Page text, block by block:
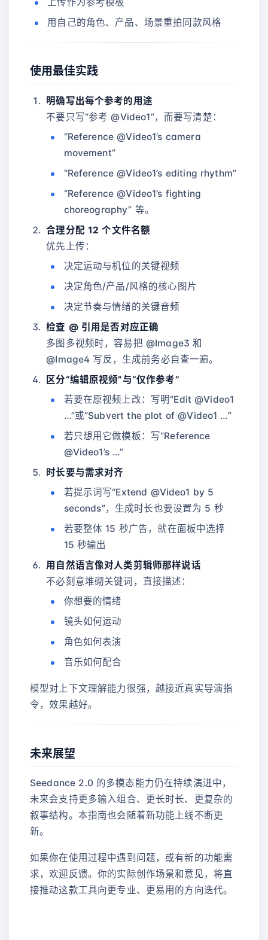
用自己的角色、产品、场景重拍同款风格
使用最佳实践
明确写出每个参考的用途
不要只写“参考 @Video1”，而要写清楚：
“Reference @Video1’s camera
movement”
“Reference @Video1’s editing rhythm”
“Reference @Video1’s fighting
choreography” 等。
合理分配 12 个文件名额
优先上传：
决定运动与机位的关键视频
决定角色/产品/风格的核心图片
决定节奏与情绪的关键音频
检查 @ 引用是否对应正确
多图多视频时，容易把 @Image3 和
@Image4 写反，生成前务必自查一遍。
区分“编辑原视频”与“仅作参考”
若要在原视频上改：写明“Edit @Video1
…”或“Subvert the plot of @Video1 …”
若只想用它做模板：写“Reference
@Video1’s …”
时长要与需求对齐
若提示词写“Extend @Video1 by 5
seconds”，生成时长也要设置为 5 秒
若要整体 15 秒广告，就在面板中选择
15 秒输出
用自然语言像对人类剪辑师那样说话
不必刻意堆砌关键词，直接描述：
你想要的情绪
镜头如何运动
角色如何表演
音乐如何配合
模型对上下文理解能力很强，越接近真实导演指
令，效果越好。
未来展望
Seedance 2.0 的多模态能力仍在持续演进中，
未来会支持更多输入组合、更长时长、更复杂的
叙事结构。本指南也会随着新功能上线不断更
新。
如果你在使用过程中遇到问题，或有新的功能需
求，欢迎反馈。你的实际创作场景和意见，将直
接推动这款工具向更专业、更易用的方向迭代。